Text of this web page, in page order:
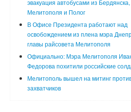
эвакуация автобусами из Бердянска,
Мелитополя и Полог
В Офисе Президента работают над
освобождением из плена мэра
главы райсовета Мелитополя
Официально: Мэра Мелитополя
Федорова похитили российские
Мелитополь вышел на митинг
захватчиков